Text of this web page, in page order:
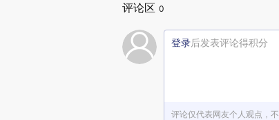
评论区 0
登录后发表评论得积分
评论仅代表网友个人观点，